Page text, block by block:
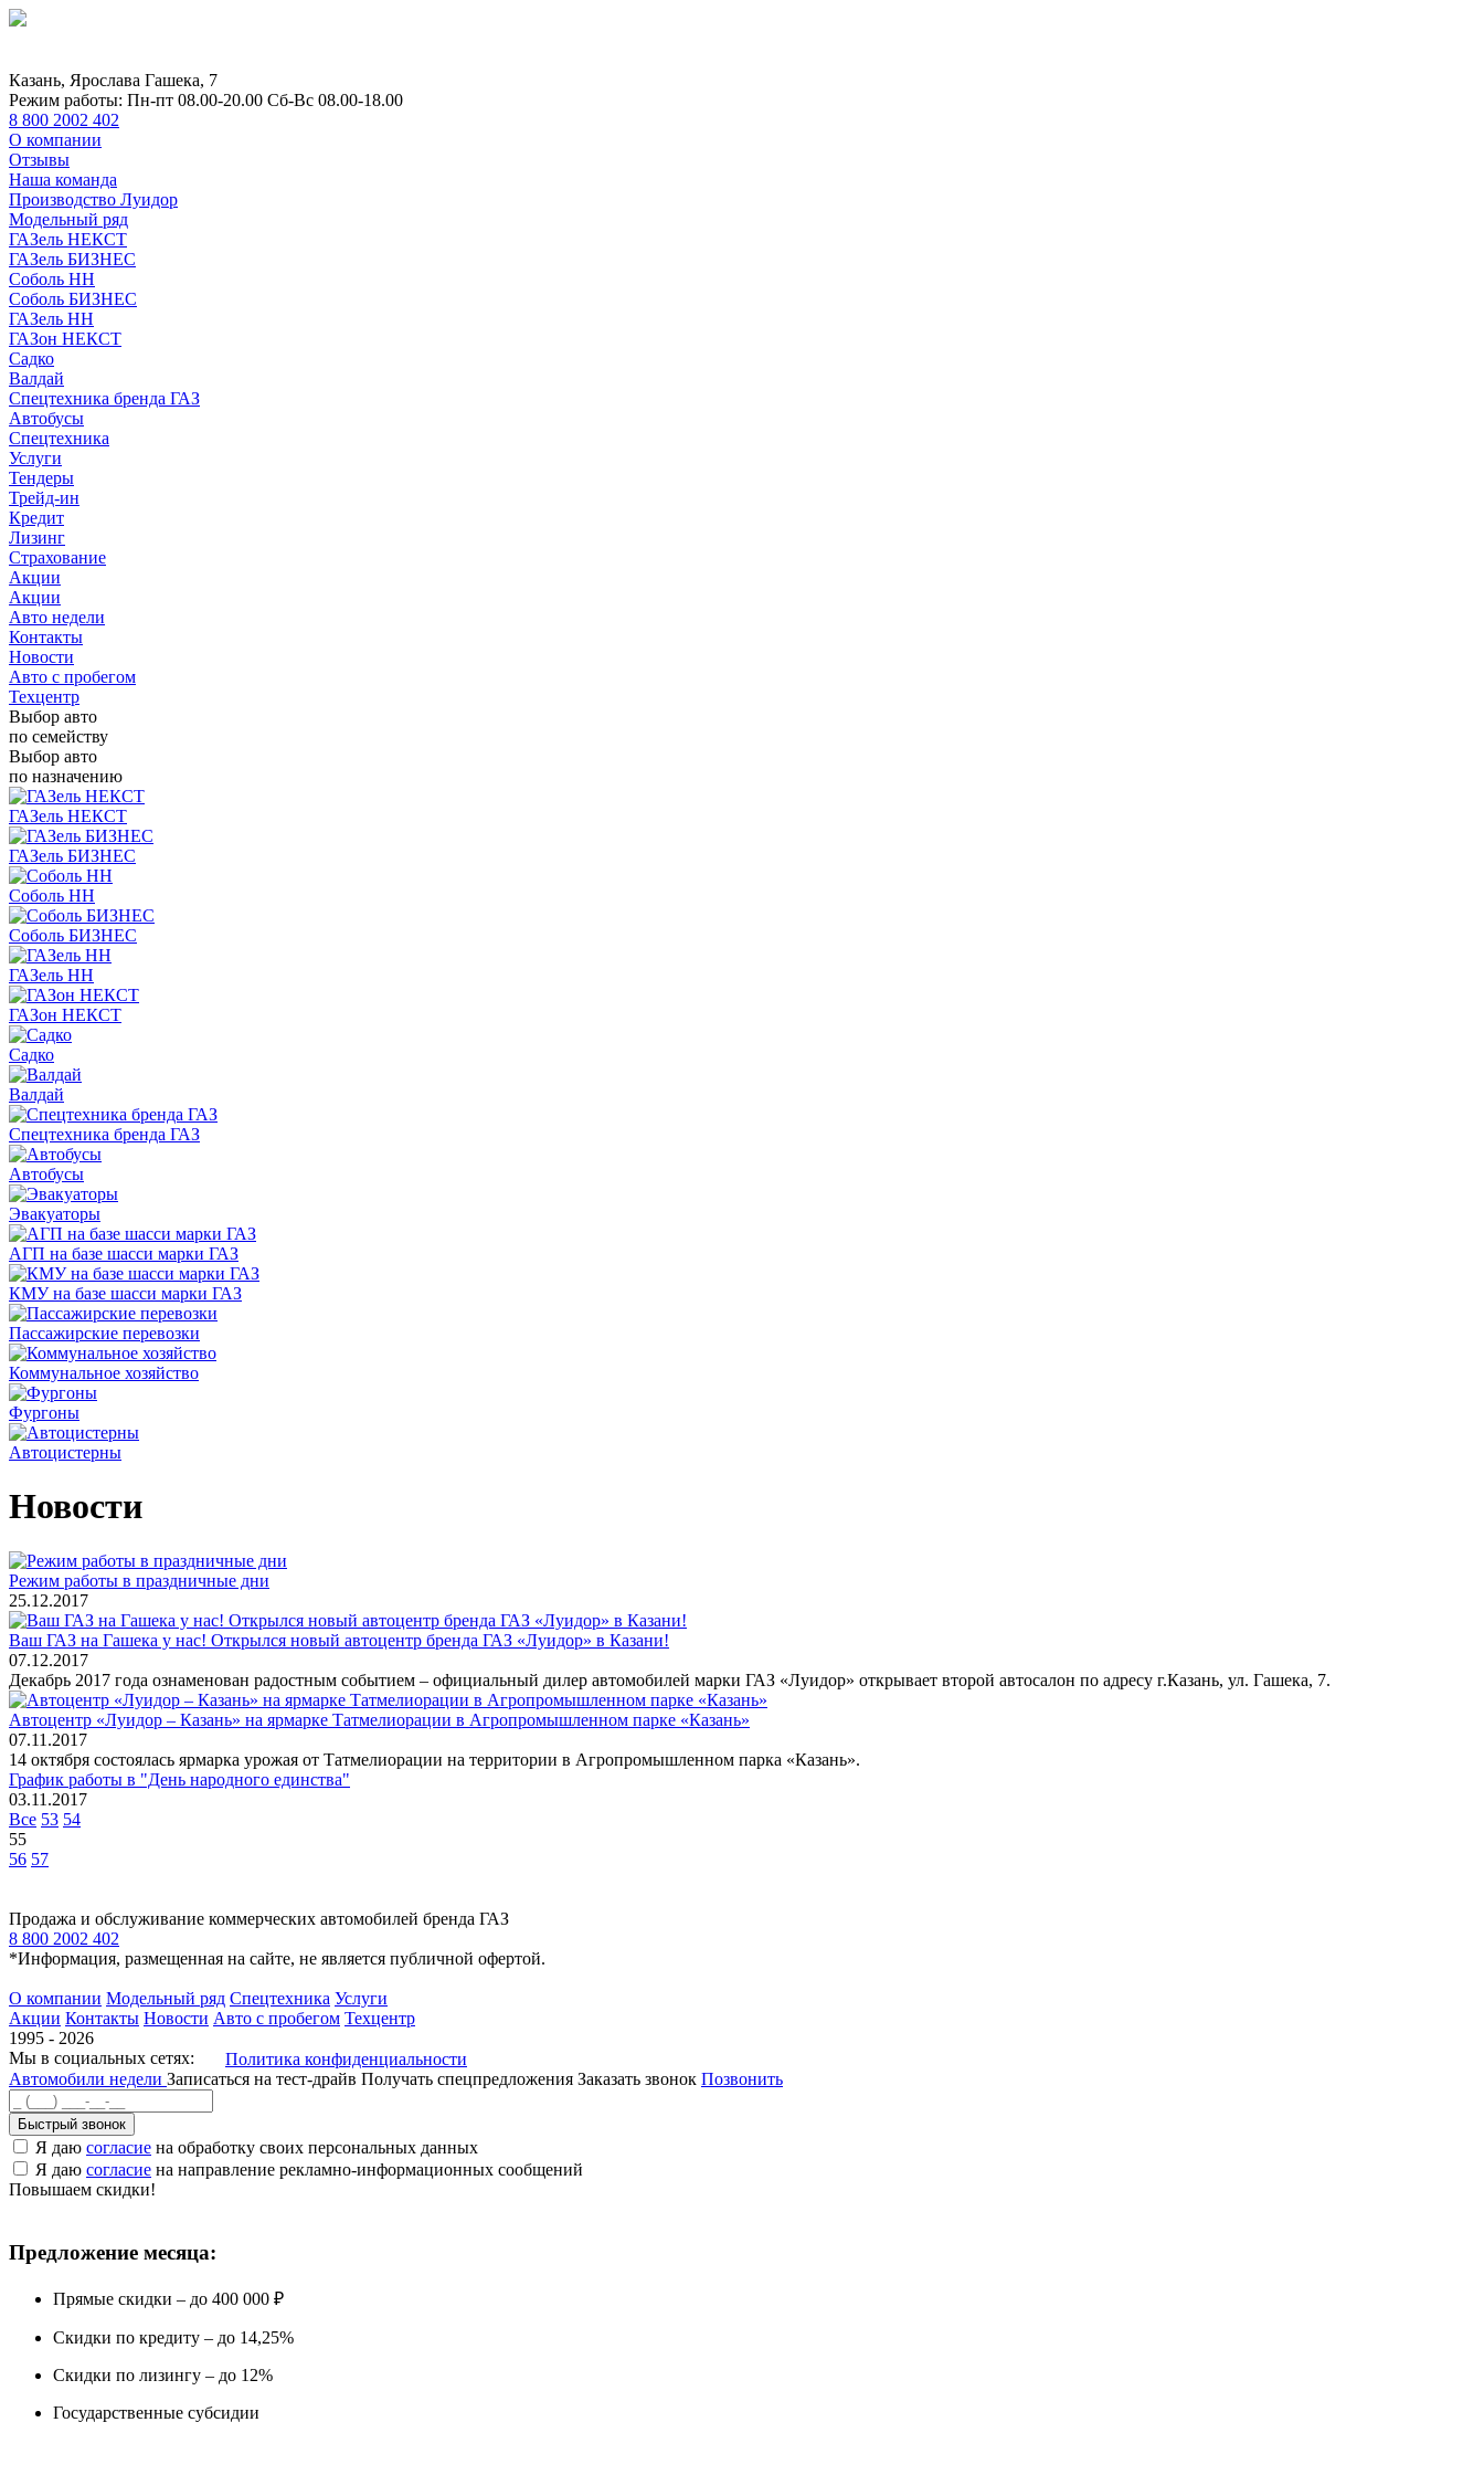
Казань, Ярослава Гашека, 7
Режим работы: Пн-пт 08.00-20.00 Сб-Вс 08.00-18.00
8 800 2002 402
О компании
Отзывы
Наша команда
Производство Луидор
Модельный ряд
ГАЗель НЕКСТ
ГАЗель БИЗНЕС
Соболь НН
Соболь БИЗНЕС
ГАЗель НН
ГАЗон НЕКСТ
Садко
Валдай
Спецтехника бренда ГАЗ
Автобусы
Спецтехника
Услуги
Тендеры
Трейд-ин
Кредит
Лизинг
Страхование
Акции
Акции
Авто недели
Контакты
Новости
Авто с пробегом
Техцентр
Выбор авто
по семейству
Выбор авто
по назначению
ГАЗель НЕКСТ
ГАЗель БИЗНЕС
Соболь НН
Соболь БИЗНЕС
ГАЗель НН
ГАЗон НЕКСТ
Садко
Валдай
Спецтехника бренда ГАЗ
Автобусы
Эвакуаторы
АГП на базе шасси марки ГАЗ
КМУ на базе шасси марки ГАЗ
Пассажирские перевозки
Коммунальное хозяйство
Фургоны
Автоцистерны
Новости
Режим работы в праздничные дни
25.12.2017
Ваш ГАЗ на Гашека у нас! Открылся новый автоцентр бренда ГАЗ «Луидор» в Казани!
07.12.2017
Декабрь 2017 года ознаменован радостным событием – официальный дилер автомобилей марки ГАЗ «Луидор» открывает второй автосалон по адресу г.Казань, ул. Гашека, 7.
Автоцентр «Луидор – Казань» на ярмарке Татмелиорации в Агропромышленном парке «Казань»
07.11.2017
14 октября состоялась ярмарка урожая от Татмелиорации на территории в Агропромышленном парка «Казань».
График работы в "День народного единства"
03.11.2017
Все 53 54
55
56 57
Продажа и обслуживание коммерческих автомобилей бренда ГАЗ
8 800 2002 402
*Информация, размещенная на сайте, не является публичной офертой.
О компании Модельный ряд Спецтехника Услуги
Акции Контакты Новости Авто с пробегом Техцентр
1995 - 2026
Мы в социальных сетях:
Политика конфиденциальности
Автомобили недели Записаться на тест-драйв Получать спецпредложения Заказать звонок Позвонить
Быстрый звонок
Я даю согласие на обработку своих персональных данных
Я даю согласие на направление рекламно-информационных сообщений
Повышаем скидки!
Предложение месяца:
Прямые скидки – до 400 000 ₽
Скидки по кредиту – до 14,25%
Скидки по лизингу – до 12%
Государственные субсидии